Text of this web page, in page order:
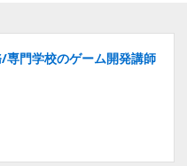
門学校のゲーム開発講師